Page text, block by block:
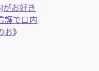
がお好き
護で口内
お》